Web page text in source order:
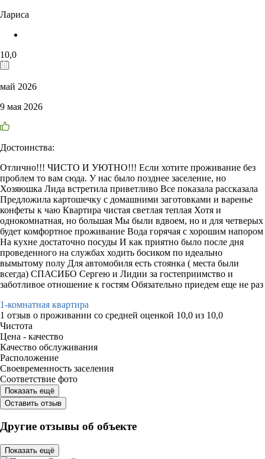
Лариса
10,0
май 2026
9 мая 2026
Достоинства:
Отлично!!! ЧИСТО И УЮТНО!!! Если хотите проживание без
проблем то вам сюда. У нас было позднее заселение, но
Хозяюшка Лида встретила приветливо Все показала рассказала
Предложила картошечку с домашними заготовками и варенье
конфеты к чаю Квартира чистая светлая теплая Хотя и
однокомнатная, но большая Мы были вдвоем, но и для четверых
будет комфортное проживание Вода горячая с хорошим напором
На кухне достаточно посуды И как приятно было после дня
проведенного на службах ходить босиком по идеально
вымытому полу Для автомобиля есть стоянка ( места были
всегда) СПАСИБО Сергею и Лидии за гостеприимство и
заботливое отношение к гостям Обязательно приедем еще не раз
1-комнатная квартира
1 отзыв о проживании со средней оценкой 10,0 из 10,0
Чистота
Цена - качество
Качество обслуживания
Расположение
Своевременность заселения
Соответствие фото
Показать ещё
Оставить отзыв
Другие отзывы об объекте
Показать ещё